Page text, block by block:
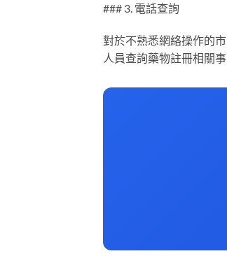
### 3. 電話查詢
對於不熟悉網絡操作的
人員查詢藥物註冊相關